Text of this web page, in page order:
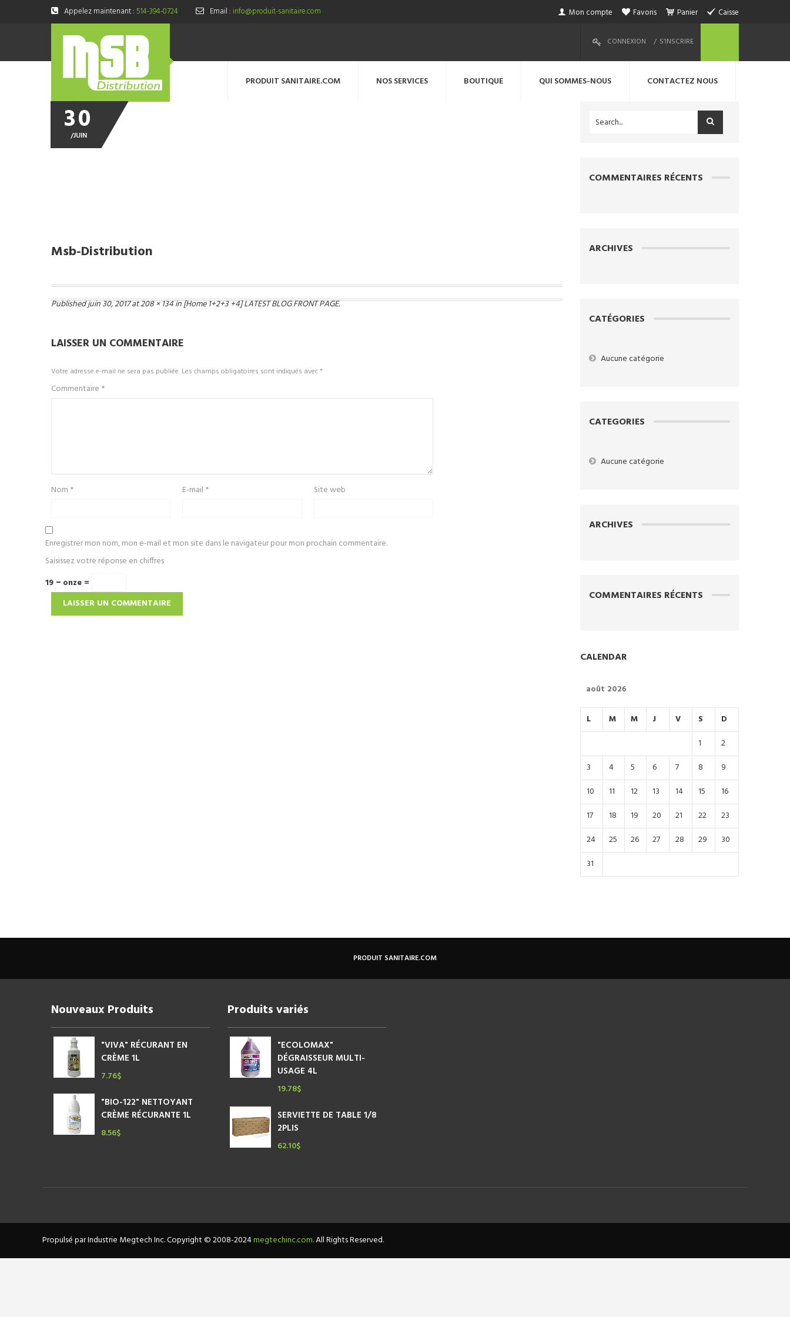
Appelez maintenant :514-394-0724 Email : info@produit-sanitaire.com Mon compte Favoris Panier Caisse
CONNEXION S’INSCRIRE
PRODUIT SANITAIRE.COM NOS SERVICES BOUTIQUE QUI SOMMES-NOUS CONTACTEZ NOUS
30
/JUIN
Msb-Distribution
Publishedjuin 30, 2017at208 × 134in[Home 1+2+3 +4] LATEST BLOG FRONT PAGE.
LAISSER UN COMMENTAIRE
Votre adresse e-mail ne sera pas publiée. Les champs obligatoires sont indiqués avec*
Commentaire *
Nom * E-mail * Site web
Enregistrer mon nom, mon e-mail et mon site dans le navigateur pour mon prochain commentaire.
Saisissez votre réponse en chiffres
19 − onze =
COMMENTAIRES RÉCENTS
ARCHIVES
CATÉGORIES
Aucune catégorie
CATEGORIES
Aucune catégorie
ARCHIVES
COMMENTAIRES RÉCENTS
CALENDAR
août 2026
L M M J V S
D
1
2
3
4 5 6 7 8
9
10
11 12 13 14 15
16
17
18 19 20 21 22
23
24
25 26 27 28 29
30
31
PRODUIT SANITAIRE.COM
Nouveaux Produits
"VIVA" RÉCURANT EN
CRÈME 1L
7.76$
"BIO-122" NETTOYANT
CRÈME RÉCURANTE 1L
8.56$
Produits variés
"ECOLOMAX"
DÉGRAISSEUR MULTI-
USAGE 4L
19.78$
SERVIETTE DE TABLE 1/8
2PLIS
62.10$
Propulsé par Industrie Megtech Inc. Copyright © 2008-2024megtechinc.com. All Rights Reserved.